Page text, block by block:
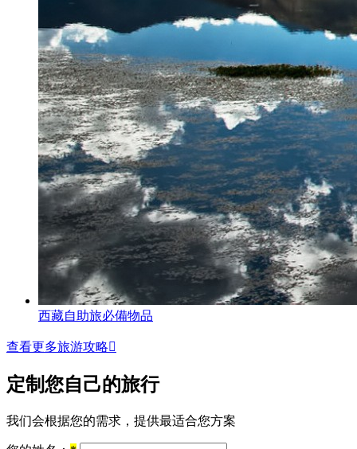
西藏自助旅必備物品
查看更多旅游攻略
定制您自己的旅行
我们会根据您的需求，提供最适合您方案